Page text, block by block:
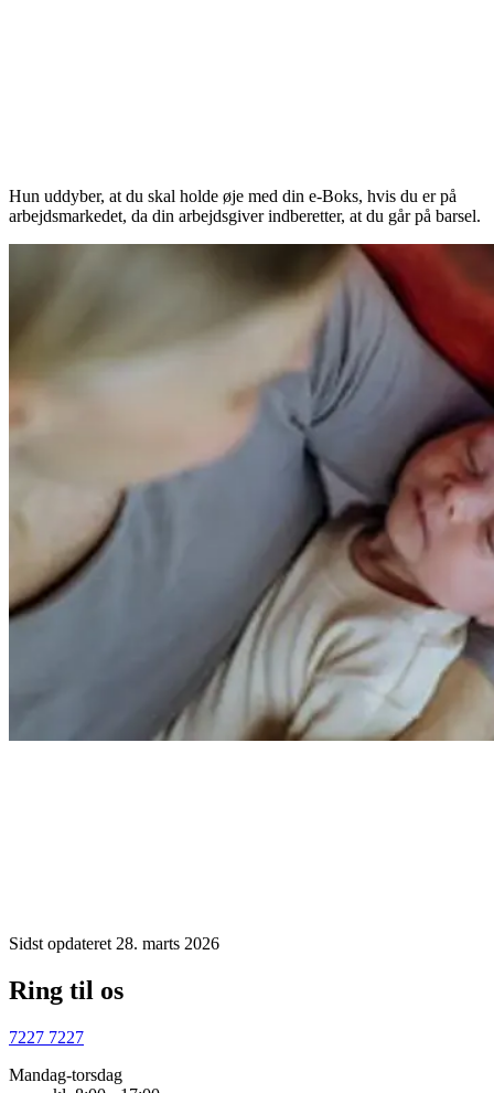
Hun uddyber, at du skal holde øje med din e-Boks, hvis du er på
arbejdsmarkedet, da din arbejdsgiver indberetter, at du går på barsel.
Sidst opdateret 28. marts 2026
Ring til os
7227 7227
Mandag-torsdag